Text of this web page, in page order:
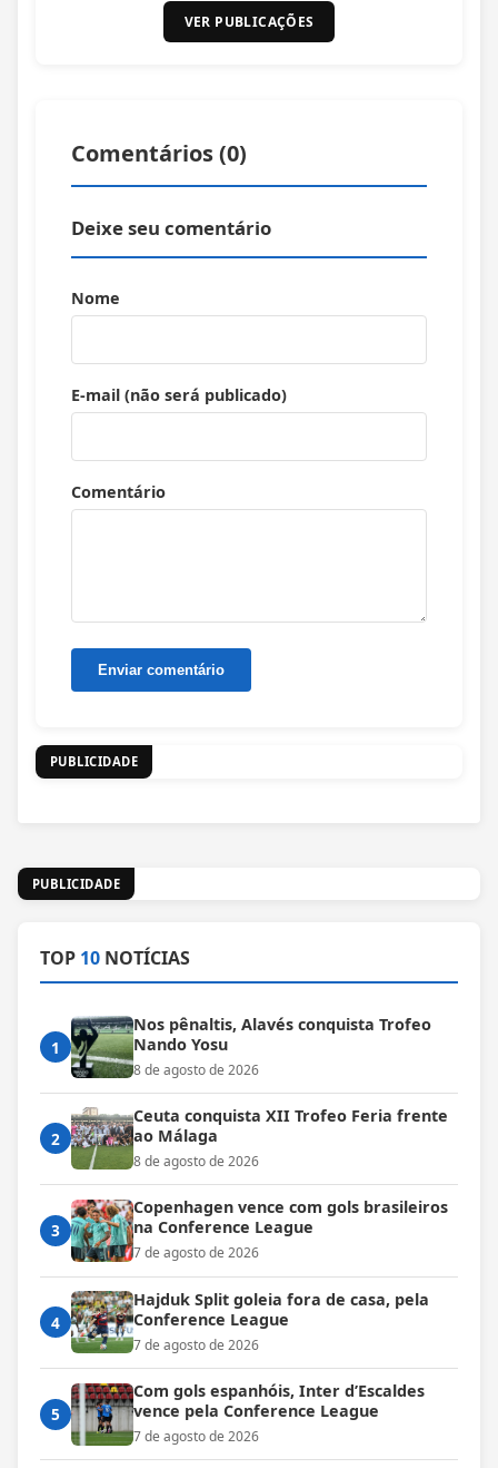
VER PUBLICAÇÕES
Comentários (0)
Deixe seu comentário
Nome
E-mail (não será publicado)
Comentário
PUBLICIDADE
PUBLICIDADE
TOP 10 NOTÍCIAS
1
Nos pênaltis, Alavés conquista Trofeo
Nando Yosu
8 de agosto de 2026
2
Ceuta conquista XII Trofeo Feria frente
ao Málaga
8 de agosto de 2026
3
Copenhagen vence com gols brasileiros
na Conference League
7 de agosto de 2026
4
Hajduk Split goleia fora de casa, pela
Conference League
7 de agosto de 2026
5
Com gols espanhóis, Inter d’Escaldes
vence pela Conference League
7 de agosto de 2026